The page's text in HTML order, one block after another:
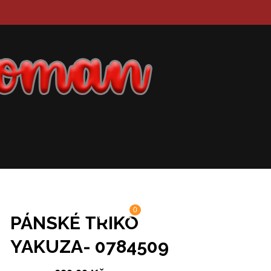
0
PÁNSKÉ TRIKO
YAKUZA- 0784509